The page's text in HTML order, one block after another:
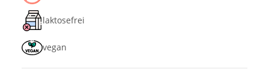
laktosefrei
vegan